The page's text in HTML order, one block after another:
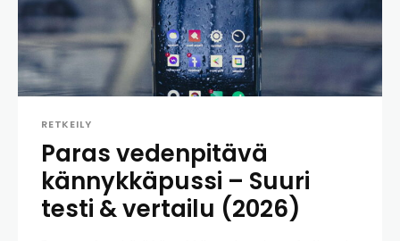
RETKEILY
Paras vedenpitävä
kännykkäpussi – Suuri
testi & vertailu (2026)